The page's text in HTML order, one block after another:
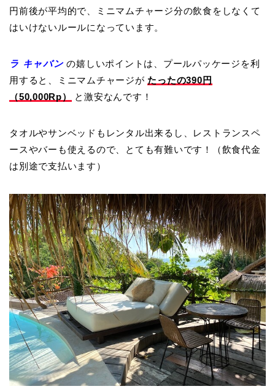
円前後が平均的で、ミニマムチャージ分の飲食をしなくて
はいけないルールになっています。
ラ キャバン の嬉しいポイントは、プールパッケージを利
用すると、ミニマムチャージが たったの390円
（50,000Rp）
と激安なんです！
タオルやサンベッドもレンタル出来るし、レストランスペ
ースやバーも使えるので、とても有難いです！（飲食代金
は別途で支払います）